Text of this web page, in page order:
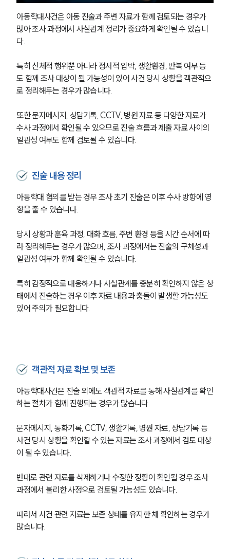
글로벌 파트너 로펌
아동학대사건은 아동 진술과 주변 자료가 함께 검토되는 경우가
많아 조사 과정에서 사실관계 정리가 중요하게 확인될 수 있습니
다.
특히 신체적 행위뿐 아니라 정서적 압박, 생활환경, 반복 여부 등
도 함께 조사 대상이 될 가능성이 있어 사건 당시 상황을 객관적으
로 정리해두는 경우가 많습니다.
또한 문자메시지, 상담기록, CCTV, 병원 자료 등 다양한 자료가
수사 과정에서 확인될 수 있으므로 진술 흐름과 제출 자료 사이의
일관성 여부도 함께 검토될 수 있습니다.
진술 내용 정리
아동학대 혐의를 받는 경우 조사 초기 진술은 이후 수사 방향에 영
향을 줄 수 있습니다.
당시 상황과 훈육 과정, 대화 흐름, 주변 환경 등을 시간 순서에 따
라 정리해두는 경우가 많으며, 조사 과정에서는 진술의 구체성과
일관성 여부가 함께 확인될 수 있습니다.
특히 감정적으로 대응하거나 사실관계를 충분히 확인하지 않은 상
태에서 진술하는 경우 이후 자료 내용과 충돌이 발생할 가능성도
있어 주의가 필요합니다.
객관적 자료 확보 및 보존
아동학대사건은 진술 외에도 객관적 자료를 통해 사실관계를 확인
하는 절차가 함께 진행되는 경우가 많습니다.
문자메시지, 통화기록, CCTV, 생활기록, 병원 자료, 상담기록 등
사건 당시 상황을 확인할 수 있는 자료는 조사 과정에서 검토 대상
이 될 수 있습니다.
반대로 관련 자료를 삭제하거나 수정한 정황이 확인될 경우 조사
과정에서 불리한 사정으로 검토될 가능성도 있습니다.
따라서 사건 관련 자료는 보존 상태를 유지한 채 확인하는 경우가
많습니다.